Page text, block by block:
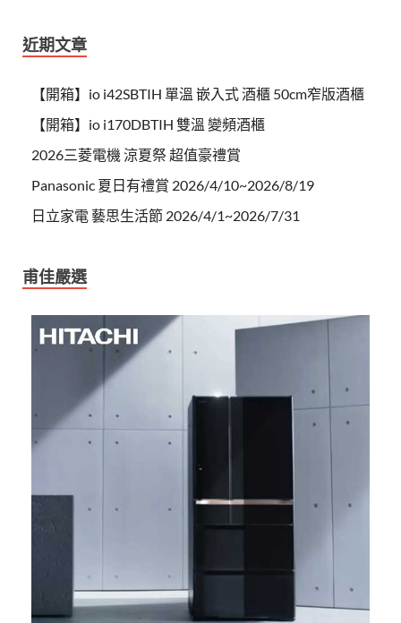
近期文章
【開箱】io i42SBTIH 單溫 嵌入式 酒櫃 50cm窄版酒櫃
【開箱】io i170DBTIH 雙溫 變頻酒櫃
2026三菱電機 涼夏祭 超值豪禮賞
Panasonic 夏日有禮賞 2026/4/10~2026/8/19
日立家電 藝思生活節 2026/4/1~2026/7/31
甫佳嚴選